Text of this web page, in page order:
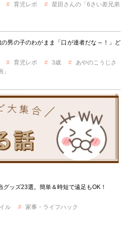
育児レポ
星田さんの「6さい差兄弟
の男の子のわがまま「口が達者だな～！」ど
育児レポ 3歳
あやのこうじさ
グッズ23選。簡単＆時短で遠足もOK！
ル
家事・ライフハック